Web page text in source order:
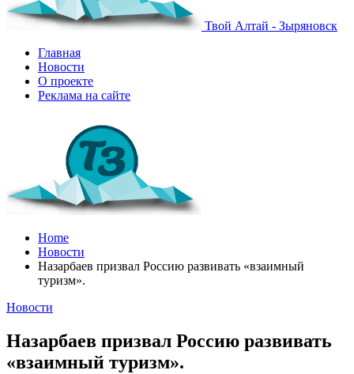
Твой Алтай - Зыряновск
Главная
Новости
О проекте
Реклама на сайте
Home
Новости
Назарбаев призвал Россию развивать «взаимный
туризм».
Новости
Назарбаев призвал Россию развивать
«взаимный туризм».